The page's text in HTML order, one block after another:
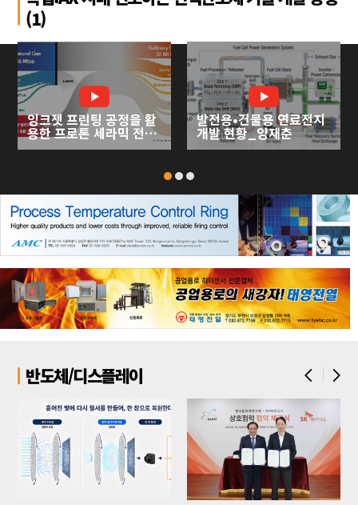
(1)
잉크젯 프린팅 공정을 활
용한 프로톤 세라믹 전기
화학 셀 개발_심준형
발전용•건물용 연료전지
개발 현황_양재춘
반도체/디스플레이